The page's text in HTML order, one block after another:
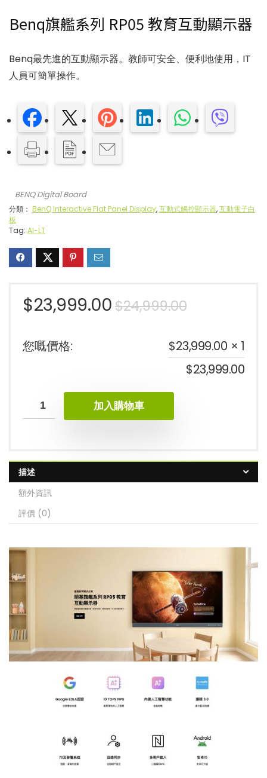
Benq旗艦系列 RP05 教育互動顯示器
Benq最先進的互動顯示器。教師可安全、便利地使用，IT
人員可簡單操作。
BENQ Digital Board
分類： BenQ Interactive Flat Panel Display,互動式觸控顯示器,互動電子白
板
Tag: AI-LT
$24,999.00
$23,999.00
您嘅價格: $23,999.00 × 1
$23,999.00
加入購物車
描述
額外資訊
評價 (0)